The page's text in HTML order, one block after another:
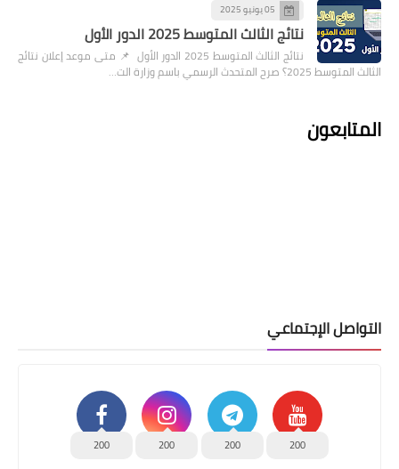
05 يونيو 2025
نتائج الثالث المتوسط 2025 الدور الأول
نتائج الثالث المتوسط 2025 الدور الأول 📌 متى موعد إعلان نتائج
الثالث المتوسط 2025؟ صرح المتحدث الرسمي باسم وزارة الت…
المتابعون
التواصل الإجتماعي
200
200
200
200